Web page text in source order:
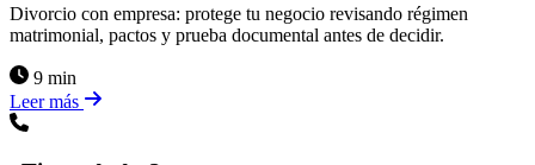
Divorcio con empresa: protege tu negocio revisando régimen
matrimonial, pactos y prueba documental antes de decidir.
9 min
Leer más